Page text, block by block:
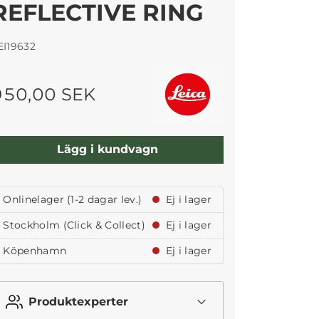
RING
SEK
Lägg i kundvagn
Onlinelager (1-2 dagar lev.)
Ej i lager
Stockholm (Click & Collect)
Ej i lager
Köpenhamn
Ej i lager
Produktexperter